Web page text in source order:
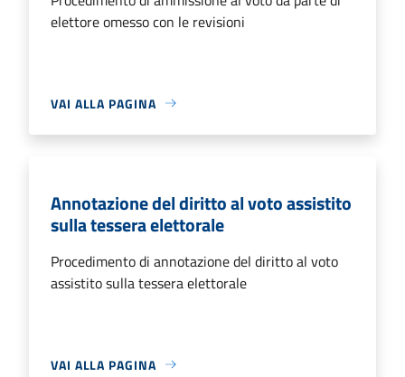
elettore omesso con le revisioni
VAI ALLA PAGINA
Annotazione del diritto al voto assistito
sulla tessera elettorale
Procedimento di annotazione del diritto al voto
assistito sulla tessera elettorale
VAI ALLA PAGINA